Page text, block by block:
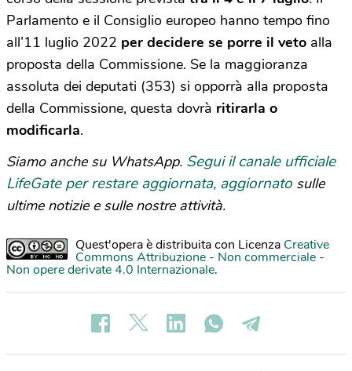
Parlamento e il Consiglio europeo hanno tempo fino
all’11 luglio 2022 per decidere se porre il veto alla
proposta della Commissione. Se la maggioranza
assoluta dei deputati (353) si opporrà alla proposta
della Commissione, questa dovrà ritirarla o
modificarla.
Siamo anche su WhatsApp. Segui il canale ufficiale
LifeGate per restare aggiornata, aggiornato sulle
ultime notizie e sulle nostre attività.
Quest'opera è distribuita con Licenza Creative
Commons Attribuzione - Non commerciale -
Non opere derivate 4.0 Internazionale.